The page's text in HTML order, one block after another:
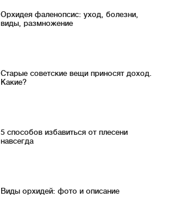
Орхидея фаленопсис: уход, болезни,
виды, размножение
Старые советские вещи приносят доход.
Какие?
5 способов избавиться от плесени
навсегда
Виды орхидей: фото и описание